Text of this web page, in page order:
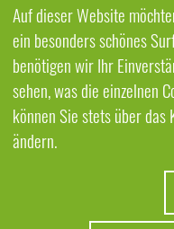
Auf dieser Website
ein besonders schönes
benötigen wir Ihr
sehen, was die einzelnen
können Sie stets über
ändern.